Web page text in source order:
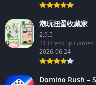
潮玩扭蛋收藏家
2.9.5
31 Dress up Games
2026-06-24
Domino Rush –